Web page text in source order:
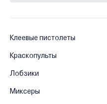
Клеевые пистолеты
Краскопульты
Лобзики
Миксеры